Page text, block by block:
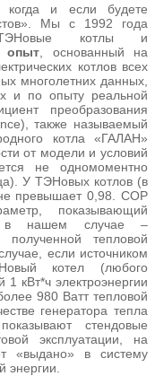
и если будете
Мы с 1992 года
котлы и
опыт , основанный на
котлов всех
многолетних данных,
и по опыту реальной
преобразования
также называемый
котла «ГАЛАН»
от модели и условий
не одномоментно
У ТЭНовых котлов (в
превышает 0,98. СОР
показывающий
в нашем случае –
тепловой
если источником
котел (любого
кВт*ч электроэнергии
980 Ватт тепловой
генератора тепла
стендовые
эксплуатации, на
«выдано» в систему
энергии.